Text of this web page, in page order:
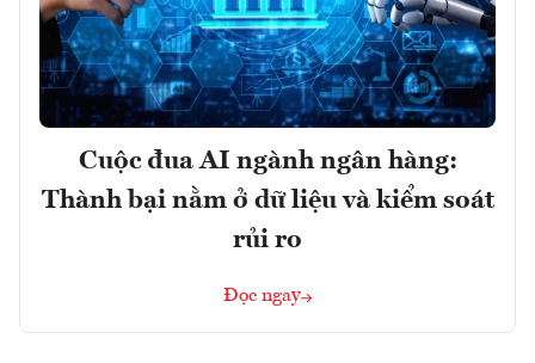
Cuộc đua AI ngành ngân hàng:
Thành bại nằm ở dữ liệu và kiểm soát
rủi ro
Đọc ngay